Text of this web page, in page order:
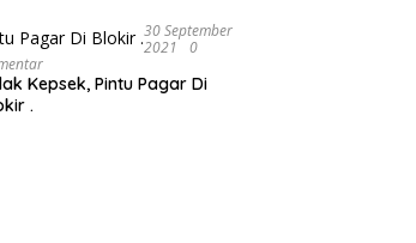
30 September
2021
0
Pintu Pagar Di
.